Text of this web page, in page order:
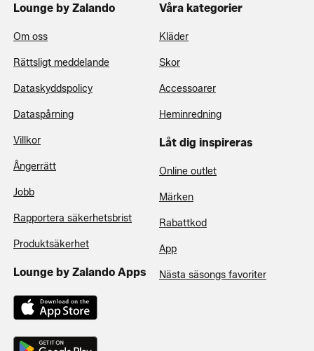
Lounge by Zalando
Om oss
Rättsligt meddelande
Dataskyddspolicy
Dataspårning
Villkor
Ångerrätt
Jobb
Rapportera säkerhetsbrist
Produktsäkerhet
Lounge by Zalando Apps
Våra kategorier
Kläder
Skor
Accessoarer
Heminredning
Låt dig inspireras
Online outlet
Märken
Rabattkod
App
Nästa säsongs favoriter